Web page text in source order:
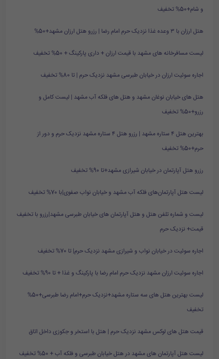
و شام+50% تخفیف
هتل ارزان با ۳ وعده غذا نزدیک حرم امام رضا | رزرو هتل ارزان مشهد+50%
لیست مسافرخانه های مشهد با قیمت ارزان + داری پارکینگ + 50% تخفیف
اجاره سوئیت ارزان در خیابان طبرسی مشهد نزدیک حرم | تا 80% تخفیف
هتل های خیابان نوغان مشهد و هتل های فلکه آب مشهد | لیست کامل و
رزرو+50% تخفیف
بهترین هتل ۴ ستاره مشهد | رزرو هتل ۴ ستاره مشهد نزدیک حرم و دور از
حرم+50% تخفیف
رزرو هتل آپارتمان در خیابان شیرازی مشهد+تا 90% تخفیف
لیست هتل آپارتمان‌های فلکه آب مشهد و خیابان نواب صفوی|با 70% تخفیف
لیست و شماره تلفن هتل و هتل آپارتمان های خیابان طبرسی مشهد|رزرو با تخفیف
قیمت+ نزدیک حرم
اجاره سوئیت در خیابان نواب و شیرازی مشهد نزدیک حرم| تا 70% تخفیف
اجاره سوئیت ارزان مشهد نزدیک حرم امام رضا با پارکینگ و غذا + تا 90% تخفیف
لیست بهترین هتل های سه ستاره مشهد+نزدیک حرم+امام رضا طبرسی+50%
تخفیف
قیمت هتل های لوکس مشهد نزدیک حرم | هتل با استخر و جکوزی داخل اتاق
لیست هتل آپارتمان های مشهد در هتل خیابان طبرسی و فلکه آب + 50% تخفیف